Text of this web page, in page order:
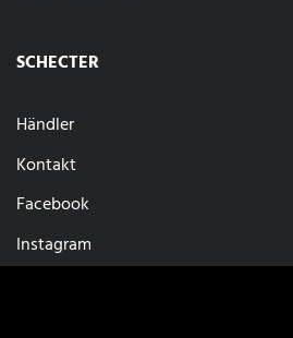
SCHECTER
Händler
Kontakt
Facebook
Instagram